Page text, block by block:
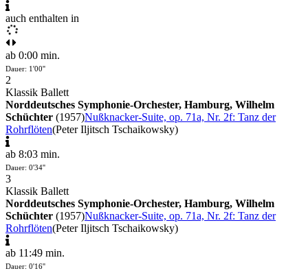
auch enthalten in
ab 0:00 min.
Dauer: 1'00''
2
Klassik Ballett
Norddeutsches Symphonie-Orchester, Hamburg, Wilhelm
Schüchter (1957)Nußknacker-Suite, op. 71a, Nr. 2f: Tanz der
Rohrflöten(Peter Iljitsch Tschaikowsky)
ab 8:03 min.
Dauer: 0'34''
3
Klassik Ballett
Norddeutsches Symphonie-Orchester, Hamburg, Wilhelm
Schüchter (1957)Nußknacker-Suite, op. 71a, Nr. 2f: Tanz der
Rohrflöten(Peter Iljitsch Tschaikowsky)
ab 11:49 min.
Dauer: 0'16''